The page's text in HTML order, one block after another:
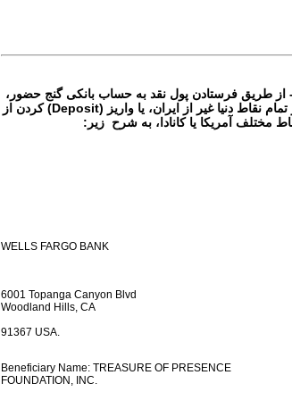
از طریق فرستادن پول نقد به حساب بانکی گنج حضور،
از تمام نقاط دنیا غیر از ایران، یا واریز (Deposit) کردن از
مختلف آمریکا یا کانادا، به شرح زیر:
WELLS FARGO BANK
6001 Topanga Canyon Blvd
Woodland Hills, CA
91367 USA.
Beneficiary Name: TREASURE OF PRESENCE
FOUNDATION, INC.